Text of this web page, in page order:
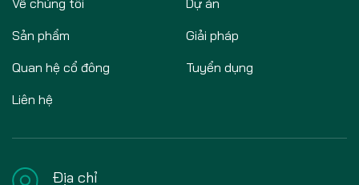
Về chúng tôi
Dự án
Sản phẩm
Giải pháp
Quan hệ cổ đông
Tuyển dụng
Liên hệ
Địa chỉ